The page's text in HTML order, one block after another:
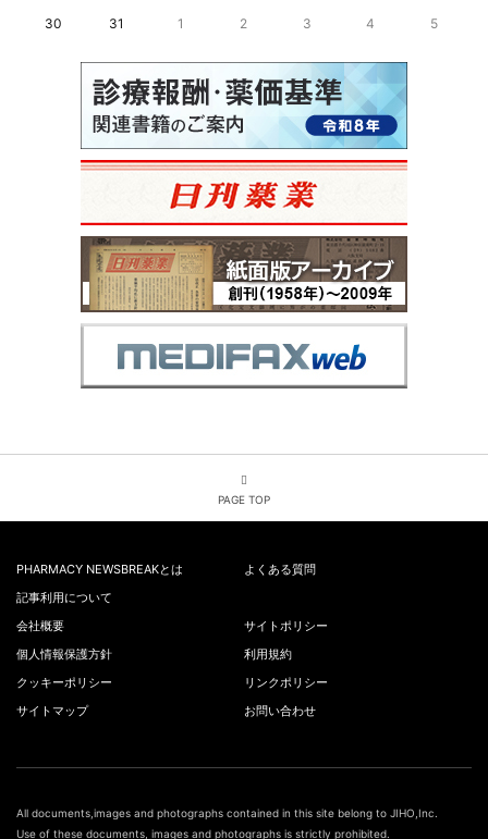
30
31 1 2 3 4 5
PAGE TOP
PHARMACY NEWSBREAKとは
よくある質問
記事利用について
会社概要
サイトポリシー
個人情報保護方針
利用規約
クッキーポリシー
リンクポリシー
サイトマップ
お問い合わせ
All documents,images and photographs contained in this site belong to JIHO,Inc.
Use of these documents, images and photographs is strictly prohibited.